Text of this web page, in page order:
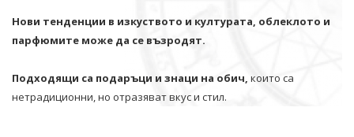
Нови тенденции в изкуството и културата, облеклото и
парфюмите може да се възродят.
Подходящи са подаръци и знаци на обич, които са
нетрадиционни, но отразяват вкус и стил.